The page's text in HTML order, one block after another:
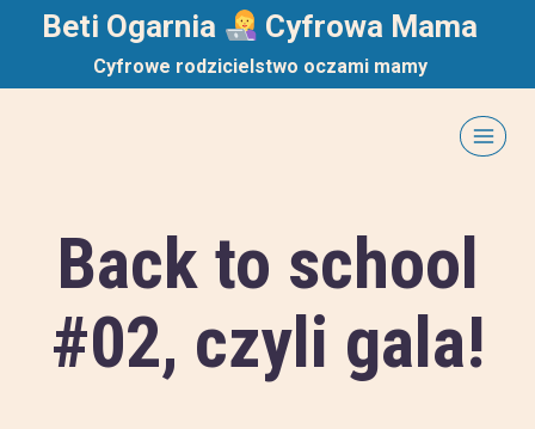
PrzejdźBeti Ogarnia Cyfrowa Mama
Cyfrowe rodzicielstwo oczami mamy
Back to school
#02, czyli gala!